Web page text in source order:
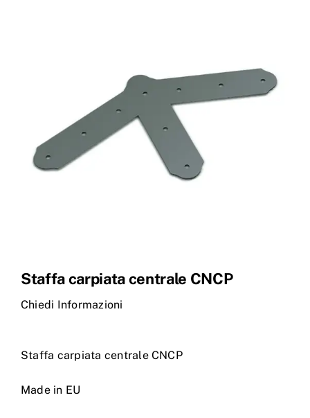
Staffa carpiata centrale CNCP
Chiedi Informazioni
Staffa carpiata centrale CNCP
Made in EU